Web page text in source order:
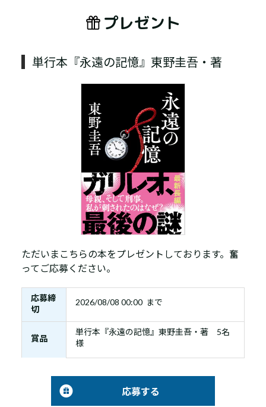
プレゼント
単行本『永遠の記憶』東野圭吾・著
ただいまこちらの本をプレゼントしております。奮
ってご応募ください。
応募締
切
2026/08/08 00:00 まで
賞品
単行本『永遠の記憶』東野圭吾・著 5名
様
応募する